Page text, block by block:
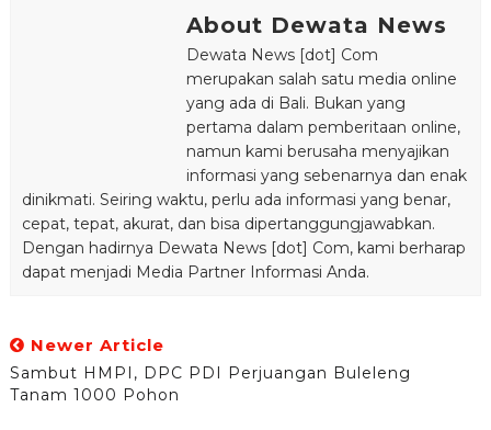
About Dewata News
Dewata News [dot] Com
merupakan salah satu media online
yang ada di Bali. Bukan yang
pertama dalam pemberitaan online,
namun kami berusaha menyajikan
informasi yang sebenarnya dan enak
dinikmati. Seiring waktu, perlu ada informasi yang benar,
cepat, tepat, akurat, dan bisa dipertanggungjawabkan.
Dengan hadirnya Dewata News [dot] Com, kami berharap
dapat menjadi Media Partner Informasi Anda.
Newer Article
Sambut HMPI, DPC PDI Perjuangan Buleleng
Tanam 1000 Pohon